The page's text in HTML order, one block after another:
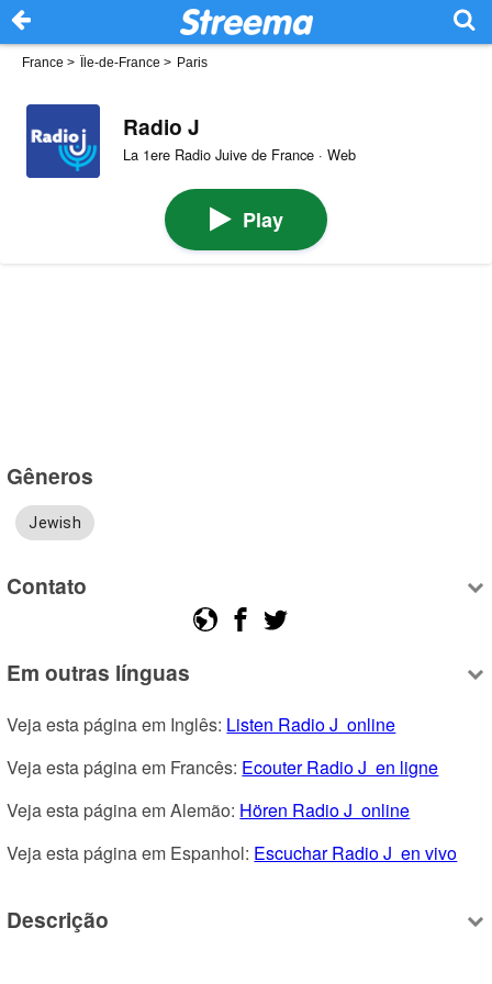
France > Île-de-France > Paris
Radio J
La 1ere Radio Juive de France · Web
Play
Gêneros
Jewish
Contato
Em outras línguas
Veja esta página em Inglês: Listen Radio J  online
Veja esta página em Francês: Ecouter Radio J  en ligne
Veja esta página em Alemão: Hören Radio J  online
Veja esta página em Espanhol: Escuchar Radio J  en vivo
Descrição